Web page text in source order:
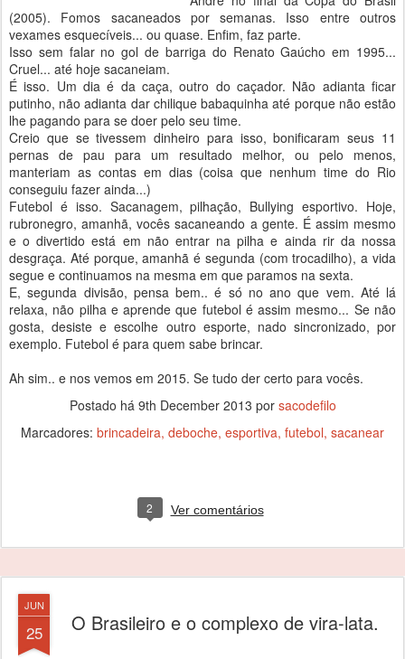
(2005). Fomos sacaneados por semanas. Isso entre outros
vexames esquecíveis... ou quase. Enfim, faz parte.
Isso sem falar no gol de barriga do Renato Gaúcho em 1995...
Cruel... até hoje sacaneiam.
É isso. Um dia é da caça, outro do caçador. Não adianta ficar
putinho, não adianta dar chilique babaquinha até porque não estão
lhe pagando para se doer pelo seu time.
Creio que se tivessem dinheiro para isso, bonificaram seus 11
pernas de pau para um resultado melhor, ou pelo menos,
manteriam as contas em dias (coisa que nenhum time do Rio
conseguiu fazer ainda...)
Futebol é isso. Sacanagem, pilhação, Bullying esportivo. Hoje,
rubronegro, amanhã, vocês sacaneando a gente. É assim mesmo
e o divertido está em não entrar na pilha e ainda rir da nossa
desgraça. Até porque, amanhã é segunda (com trocadilho), a vida
segue e continuamos na mesma em que paramos na sexta.
E, segunda divisão, pensa bem.. é só no ano que vem. Até lá
relaxa, não pilha e aprende que futebol é assim mesmo... Se não
gosta, desiste e escolhe outro esporte, nado sincronizado, por
exemplo. Futebol é para quem sabe brincar.
Ah sim.. e nos vemos em 2015. Se tudo der certo para vocês.
Postado há 9th December 2013 por sacodefilo
Marcadores: brincadeira deboche esportiva futebol sacanear
2 Ver comentários
JUN
25 O Brasileiro e o complexo de vira-lata.